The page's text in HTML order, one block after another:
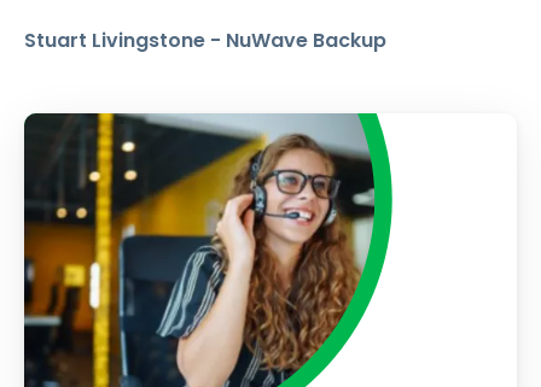
Stuart Livingstone - NuWave Backup